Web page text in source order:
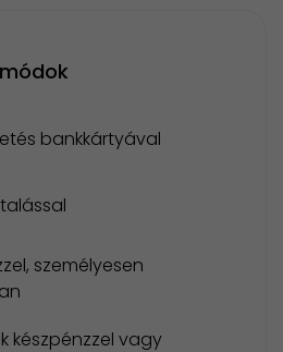
bankkártyával
személyesen
készpénzzel vagy